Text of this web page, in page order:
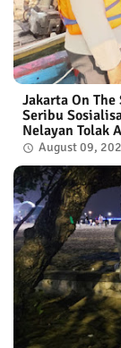
Jakarta On
Seribu
Nelayan Tolak
August 09,